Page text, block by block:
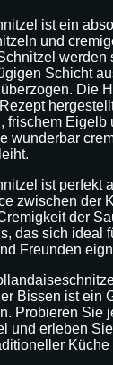
ist ein
und
werden
Schicht
Die
frischem Eigelb
wunderbar
ist perfekt
zwischen der
der
das sich ideal
Freunden
Bissen ist ein
Probieren Sie
und erleben